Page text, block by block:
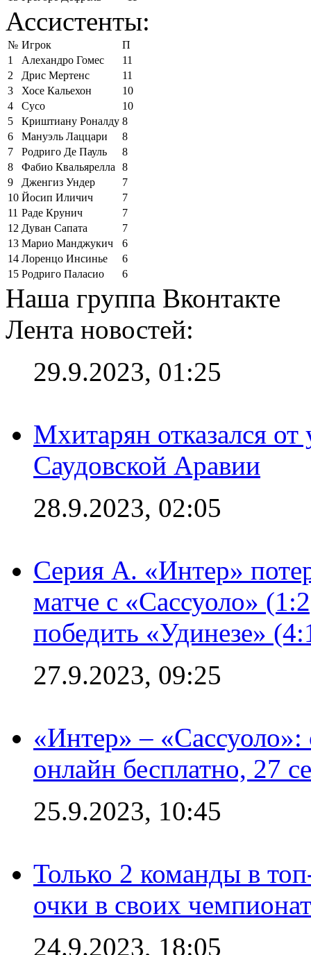
Ассистенты:
№ Игрок
П
1
Алехандро Гомес
11
2
Дрис Мертенс
11
3
Хосе Кальехон
10
4
Сусо
10
5
Криштиану Роналду 8
6
Мануэль Лаццари
8
7
Родриго Де Пауль
8
8
Фабио Квальярелла
8
9
Дженгиз Ундер
7
10 Йосип Иличич
7
11 Раде Крунич
7
12 Дуван Сапата
7
13 Марио Манджукич
6
14 Лоренцо Инсинье
6
15 Родриго Паласио 6
Наша группа Вконтакте
Лента новостей:
29.9.2023, 01:25
Мхитарян отказался от
Саудовской Аравии
28.9.2023, 02:05
Серия А. «Интер»
матче с «Сассуоло»
победить «Удинезе»
27.9.2023, 09:25
«Интер» –
онлайн бесплатно, 27
25.9.2023, 10:45
Только 2 команды в
очки в своих
24.9.2023, 18:05